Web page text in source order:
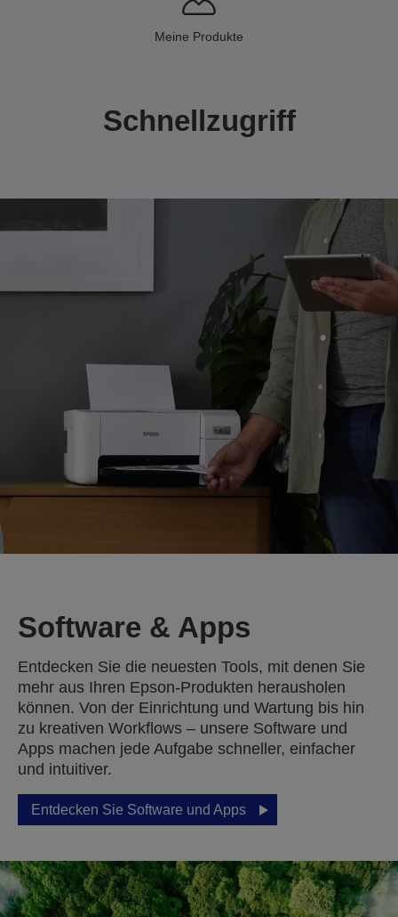
Meine Produkte
Schnellzugriff
Software & Apps
Entdecken Sie die neuesten Tools, mit denen Sie
mehr aus Ihren Epson-Produkten herausholen
können. Von der Einrichtung und Wartung bis hin
zu kreativen Workflows – unsere Software und
Apps machen jede Aufgabe schneller, einfacher
und intuitiver.
Entdecken Sie Software und Apps